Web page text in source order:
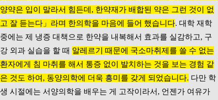
양약은 입이 말라서 힘든데, 한약재가 배합된 약은 그런 것이 없
고 잘 듣는다」라며 한의학을 마음에 들어 했습니다. 대학 재학
중에는 제 냉증 대책으로 한약을 내복해서 효과를 실감하고, 구
강 외과 실습을 할 때 알레르기 때문에 국소마취제를 쓸 수 없는
환자에게 침 마취를 해서 통증 없이 발치하는 것을 보는 경험 같
은 것도 하여, 동양의학에 더욱 흥미를 갖게 되었습니다. 다만 학
생 시절에는 서양의학을 배우는 게 고작이라서, 언젠가 여유가